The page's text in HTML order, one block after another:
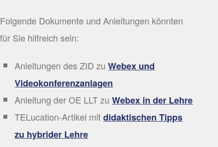
Folgende Dokumente und Anleitungen könnten
für Sie hilfreich sein:
Anleitungen des ZID zuWebex und
Videokonferenzanlagen
Anleitung der OE LLT zuWebex in der Lehre
TELucation-Artikel mitdidaktischen Tipps
zu hybrider Lehre